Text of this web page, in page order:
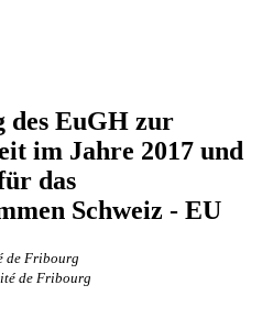
des EuGH zur
im Jahre 2017 und
das
Schweiz - EU
de Fribourg
de Fribourg